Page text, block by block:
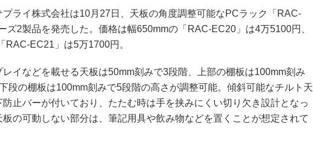
ライ株式会社は10月27日、天板の角度調整可能なPCラック「RAC-
ズ2製品を発売した。価格は幅650mmの「RAC-EC20」は4万5100円、
RAC-EC21」は5万1700円。
イなどを載せる天板は50mm刻みで3段階、上部の棚板は100mm刻み
段の棚板は100mm刻みで5段階の高さが調整可能。傾斜可能なチルト天
防止バーが付いており、たたむ時は手を挟みにくい切り欠き設計となっ
板の可動しない部分は、筆記用具や飲み物などを置くことが想定されて